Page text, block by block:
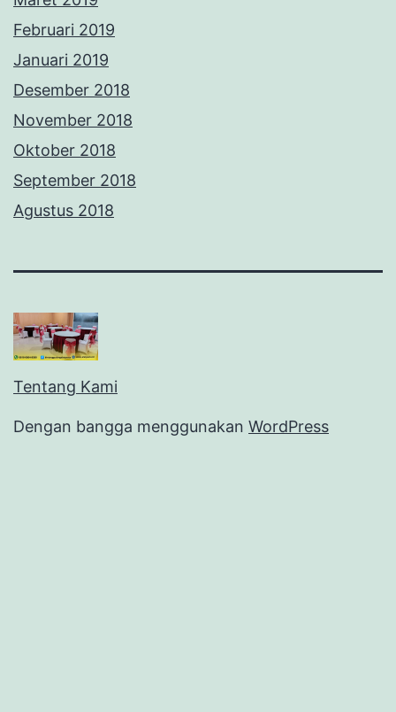
Februari 2019
Januari 2019
Desember 2018
November 2018
Oktober 2018
September 2018
Agustus 2018
Tentang Kami
Dengan bangga menggunakan WordPress